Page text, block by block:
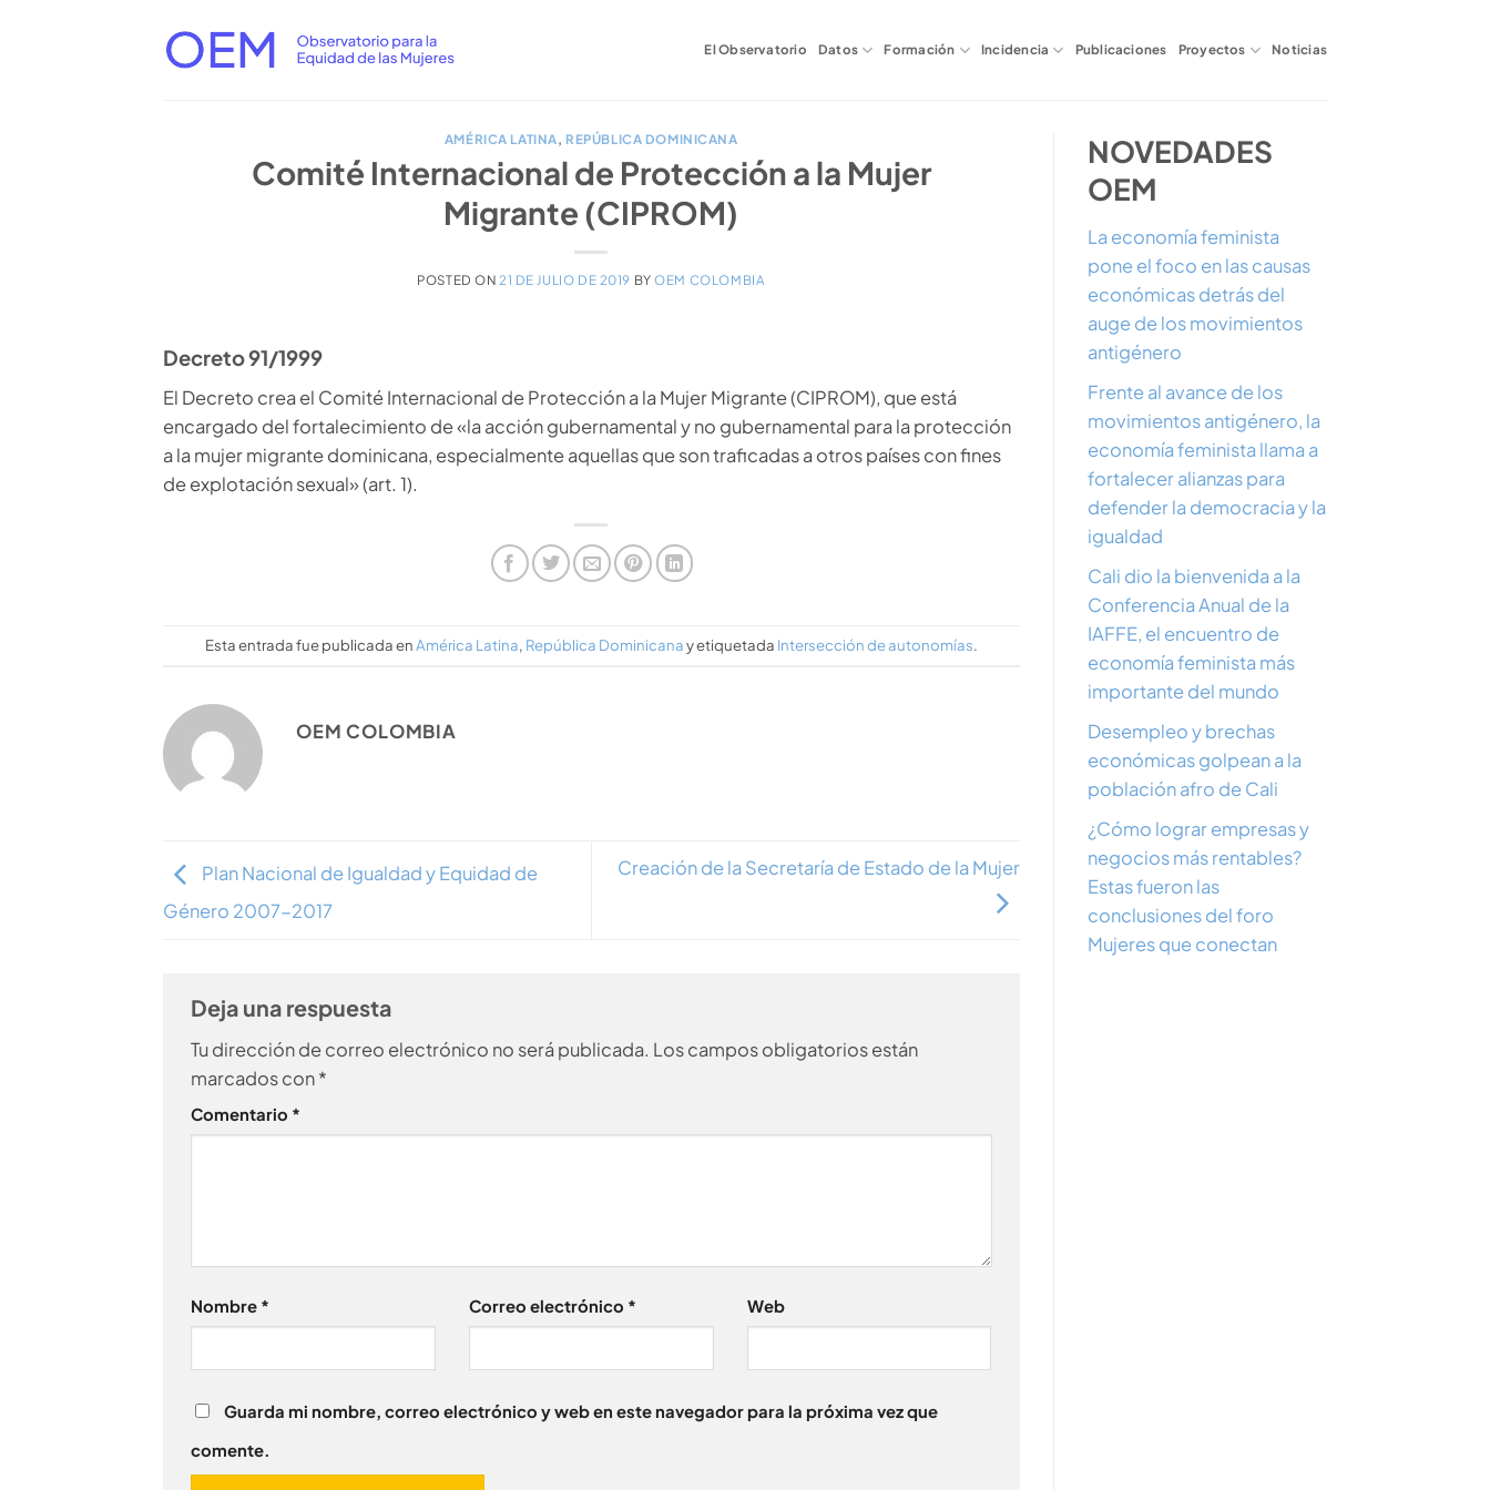
El Observatorio Datos Formación Incidencia Publicaciones Proyectos Noticias
AMÉRICA LATINA, REPÚBLICA DOMINICANA
Comité Internacional de Protección a la Mujer
Migrante (CIPROM)
POSTED ON21 DE JULIO DE 2019 BYOEM COLOMBIA
Decreto 91/1999
El Decreto crea el Comité Internacional de Protección a la Mujer Migrante (CIPROM), que está
encargado del fortalecimiento de «la acción gubernamental y no gubernamental para la protección
a la mujer migrante dominicana, especialmente aquellas que son traficadas a otros países con fines
de explotación sexual» (art. 1).
Esta entrada fue publicada enAmérica Latina, República Dominicanay etiquetada Intersección de autonomías.
OEM COLOMBIA
Plan Nacional de Igualdad y Equidad de
Género 2007-2017
Creación de la Secretaría de Estado de la Mujer
Deja una respuesta
Tu dirección de correo electrónico no será publicada. Los campos obligatorios están
marcados con*
Comentario *
Nombre * Correo electrónico * Web
Guarda mi nombre, correo electrónico y web en este navegador para la próxima vez que
comente.
NOVEDADES
OEM
La economía feminista
pone el foco en las causas
económicas detrás del
auge de los movimientos
antigénero
Frente al avance de los
movimientos antigénero, la
economía feminista llama a
fortalecer alianzas para
defender la democracia y la
igualdad
Cali dio la bienvenida a la
Conferencia Anual de la
IAFFE, el encuentro de
economía feminista más
importante del mundo
Desempleo y brechas
económicas golpean a la
población afro de Cali
¿Cómo lograr empresas y
negocios más rentables?
Estas fueron las
conclusiones del foro
Mujeres que conectan